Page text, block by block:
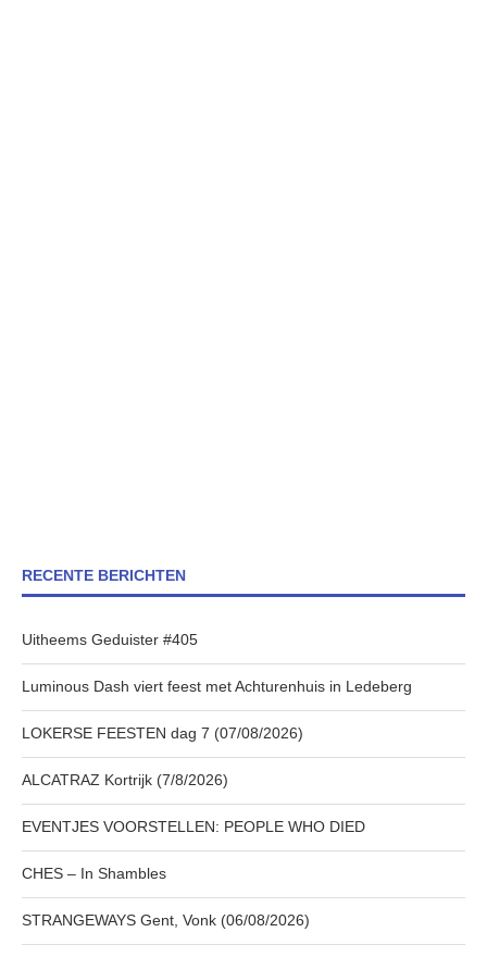
RECENTE BERICHTEN
Uitheems Geduister #405
Luminous Dash viert feest met Achturenhuis in Ledeberg
LOKERSE FEESTEN dag 7 (07/08/2026)
ALCATRAZ Kortrijk (7/8/2026)
EVENTJES VOORSTELLEN: PEOPLE WHO DIED
CHES – In Shambles
STRANGEWAYS Gent, Vonk (06/08/2026)